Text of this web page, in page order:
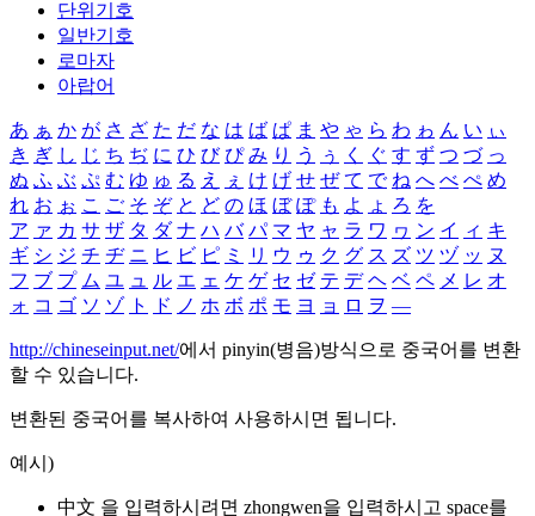
단위기호
일반기호
로마자
아랍어
あ ぁ か が さ ざ た だ な は ば ぱ ま や ゃ ら わ ゎ ん い ぃ
き ぎ し じ ち ぢ に ひ び ぴ み り う ぅ く ぐ す ず つ づ っ
ぬ ふ ぶ ぷ む ゆ ゅ る え ぇ け げ せ ぜ て で ね へ べ ぺ め
れ お ぉ こ ご そ ぞ と ど の ほ ぼ ぽ も よ ょ ろ を
ア ァ カ サ ザ タ ダ ナ ハ バ パ マ ヤ ャ ラ ワ ヮ ン イ ィ キ
ギ シ ジ チ ヂ ニ ヒ ビ ピ ミ リ ウ ゥ ク グ ス ズ ツ ヅ ッ ヌ
フ ブ プ ム ユ ュ ル エ ェ ケ ゲ セ ゼ テ デ ヘ ベ ペ メ レ オ
ォ コ ゴ ソ ゾ ト ド ノ ホ ボ ポ モ ヨ ョ ロ ヲ ―
http://chineseinput.net/에서 pinyin(병음)방식으로 중국어를 변환
할 수 있습니다.
변환된 중국어를 복사하여 사용하시면 됩니다.
예시)
中文 을 입력하시려면 zhongwen을 입력하시고 space를